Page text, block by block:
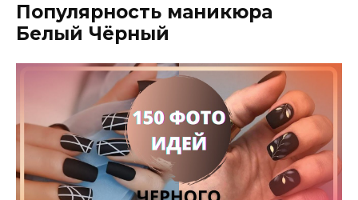
Популярность маникюра
Белый Чёрный